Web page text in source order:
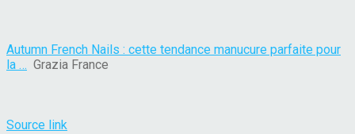
Autumn French Nails : cette tendance manucure parfaite pour
la … Grazia France
Source link